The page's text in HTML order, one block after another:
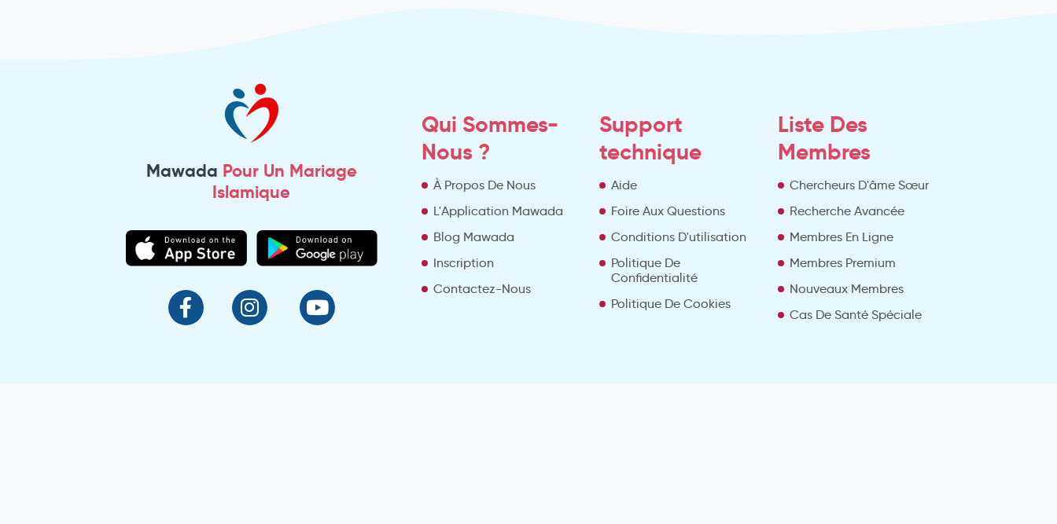
Mawada Pour Un Mariage
Islamique
Qui Sommes-
Nous ?
À Propos De Nous
L'Application Mawada
Blog Mawada
Inscription
Contactez-Nous
Support
technique
Aide
Foire Aux Questions
Conditions D'utilisation
Politique De
Confidentialité
Politique De Cookies
Liste Des
Membres
Chercheurs D'âme Sœur
Recherche Avancée
Membres En Ligne
Membres Premium
Nouveaux Membres
Cas De Santé Spéciale